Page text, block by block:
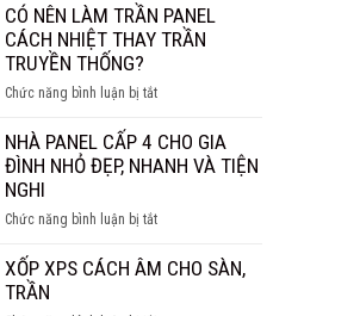
NHIÊU
1M2?
GIÁ
TIẾT
PANEL
BAO
1M2?
GIÁ
MỚI
2026
CÓ NÊN LÀM TRẦN PANEL
CÁCH NHIỆT THAY TRẦN
TRUYỀN THỐNG?
Chức năng bình luận bị tắtở
NÊN
LÀM
CÁCH
THAY
NHÀ PANEL CẤP 4 CHO GIA
ĐÌNH NHỎ ĐẸP, NHANH VÀ TIỆN
NGHI
Chức năng bình luận bị tắtở
PANEL
XỐP XPS CÁCH ÂM CHO SÀN,
TRẦN